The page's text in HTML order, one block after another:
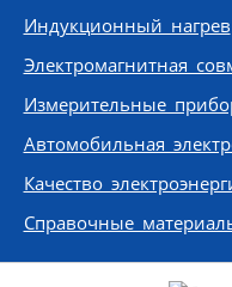
Индукционный нагрев
Электромагнитная
Измерительные
Автомобильная
Качество
Справочные